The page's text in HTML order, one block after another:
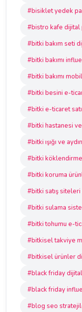
#bisiklet yedek
#bistro kafe dijital
#bitki bakım seti
#bitki bakımı
#bitki bakımı
#bitki besini e-
#bitki e-ticaret
#bitki hastanesi
#bitki ışığı ve
#bitki
#bitki koruma
#bitki satış
#bitki sulama
#bitki tohumu e-
#bitkisel takviye
#bitkisel ürünler
#black friday
#black friday
#blog seo